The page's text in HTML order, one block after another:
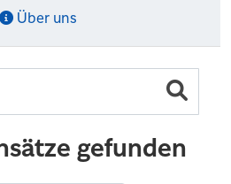
Über uns
gefunden